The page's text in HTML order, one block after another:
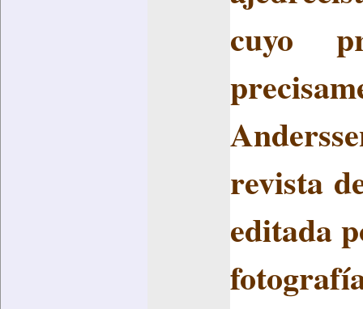
cuyo
revista
editada